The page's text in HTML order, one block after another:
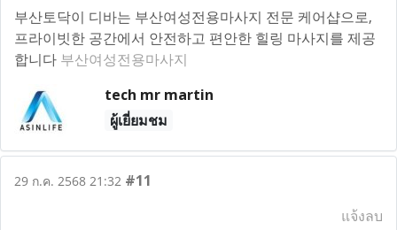
부산토닥이 디바는 부산여성전용마사지 전문 케어샵으로,
프라이빗한 공간에서 안전하고 편안한 힐링 마사지를 제공
합니다 부산여성전용마사지
tech mr martin
ผู้เยี่ยมชม
29 ก.ค. 2568 21:32 #11
แจ้งลบ